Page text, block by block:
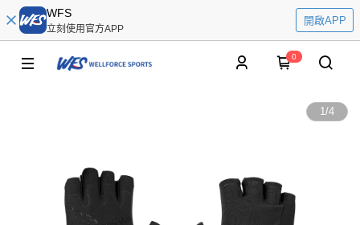
WFS
立刻使用官方APP
開啟APP
0
1/4